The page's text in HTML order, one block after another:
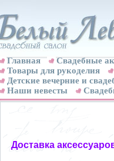
Главная
Свадебные
Товары для рукоделия
Детские вечерние и
Наши невесты
Доставка